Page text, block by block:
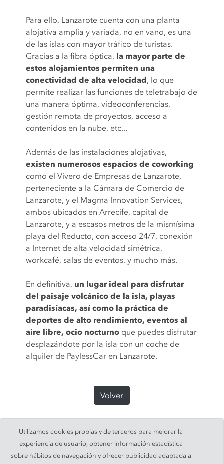
Para ello, Lanzarote cuenta con una planta
alojativa amplia y variada, no en vano, es una
de las islas con mayor tráfico de turistas.
Gracias a la fibra óptica, la mayor parte de
estos alojamientos permiten una
conectividad de alta velocidad, lo que
permite realizar las funciones de teletrabajo de
una manera óptima, videoconferencias,
gestión remota de proyectos, acceso a
contenidos en la nube, etc...
Además de las instalaciones alojativas,
existen numerosos espacios de coworking
como el Vivero de Empresas de Lanzarote,
perteneciente a la Cámara de Comercio de
Lanzarote, y el Magma Innovation Services,
ambos ubicados en Arrecife, capital de
Lanzarote, y a escasos metros de la mismísima
playa del Reducto, con acceso 24/7, conexión
a Internet de alta velocidad simétrica,
workcafé, salas de eventos, y mucho más.
En definitiva, un lugar ideal para disfrutar
del paisaje volcánico de la isla, playas
paradisíacas, así como la práctica de
deportes de alto rendimiento, eventos al
aire libre, ocio nocturno que puedes disfrutar
desplazándote por la isla con un coche de
alquiler de PaylessCar en Lanzarote.
Volver
Utilizamos cookies propias y de terceros para mejorar la
experiencia de usuario, obtener información estadística
sobre hábitos de navegación y ofrecer publicidad adaptada a